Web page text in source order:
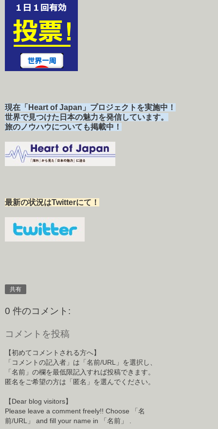
現在「Heart of Japan」プロジェクトを実施中！
世界で見つけた日本の魅力を発信しています。
旅のノウハウについても掲載中！
最新の状況はTwitterにて！
共有
0 件のコメント:
コメントを投稿
【初めてコメントされる方へ】
「コメントの記入者」は「名前/URL」を選択し、
「名前」の欄を最低限記入すれば投稿できます。
匿名をご希望の方は「匿名」を選んでください。
【Dear blog visitors】
Please leave a comment freely!! Choose 「名
前/URL」 and fill your name in 「名前」 .